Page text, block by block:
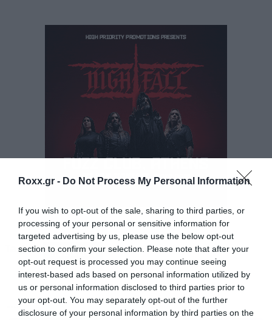
Roxx.gr - Do Not Process My Personal Information
If you wish to opt-out of the sale, sharing to third parties, or
processing of your personal or sensitive information for
targeted advertising by us, please use the below opt-out
section to confirm your selection. Please note that after your
opt-out request is processed you may continue seeing
interest-based ads based on personal information utilized by
us or personal information disclosed to third parties prior to
your opt-out. You may separately opt-out of the further
disclosure of your personal information by third parties on the
γενικότερα.Με μια ματιά στις υπόλοιπες
στάσεις της περιοδείας, μπορεί εύκολα κανείς
να διαπιστώσει ότι η χώρα μας έκανε τις
καλύτερες και πιο γρήγορες πωλήσεις από όλες
τις υπόλοιπες χώρες.
Αρχικά γιατί έχουμε ίσως το μεγαλύτερο
στάδιο, δεύτερον επειδή οι χώρες με τα No
Repeat Weekends είχαν προς πώληση μόνο τα
διήμερα εισιτήρια και τέλος, είμασταν οι πιο
γρήγοροι αφού το Sold Out ανακοινώθηκε όπως
είπαμε σε δύο ώρες και κάτι.
Άλλη μία απόδειξη ότι η χώρα μας έχει μπει για
τα καλά στα μεγάλα σαλόνια των συναυλιών,
μετά το περσινό διήμερο sold out των Coldplay.
Tags: METALLICA